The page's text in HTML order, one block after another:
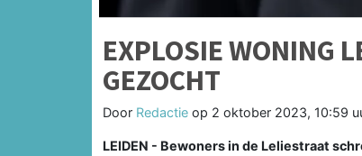
EXPLOSIE WONING
GEZOCHT
Door Redactie op 2 oktober 2023, 10:59
LEIDEN - Bewoners in de Leliestraat